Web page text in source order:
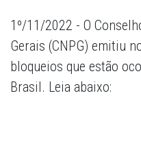
1º/11/2022 - O
Gerais (CNPG) emitiu
bloqueios que estão
Brasil. Leia abaixo: